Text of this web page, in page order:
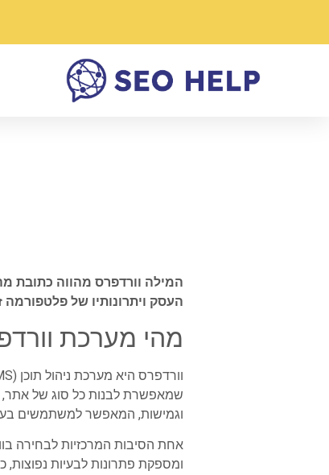
המילה וורדפרס מהווה כתובת
העסק ויתרונותיו של פלטפורמה
מהי מערכת
וורדפרס היא מערכת ניהול תוכן (CMS) מהפופולריות בעולם ובה ניתן
שמאפשרת לבנות כל סוג של אתר,
וגמישות, המאפשר למשתמשים
אחת הסיבות המרכזיות לבחירה
ומספקת פתרונות לבעיות